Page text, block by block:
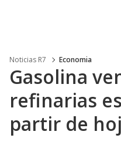
Noticias R7 Economia
Gasolina
refinarias
partir de